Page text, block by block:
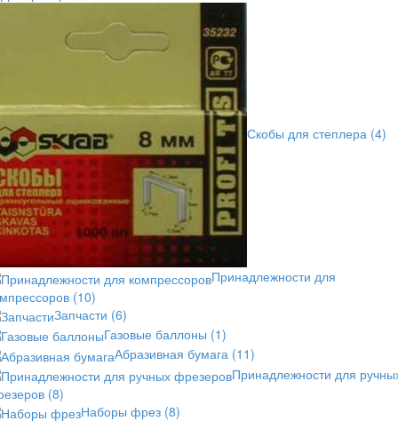
Скобы для степлера (4)
Принадлежности для
(10)
Запчасти (6)
Газовые баллоны (1)
Абразивная бумага (11)
Принадлежности для
(8)
Наборы фрез (8)